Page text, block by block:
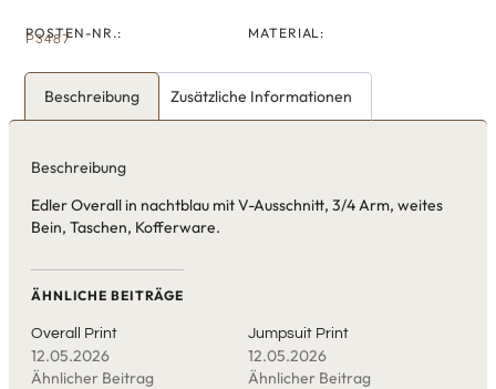
POSTEN-NR.: MATERIAL:
P3487
Beschreibung Zusätzliche Informationen
Beschreibung
Edler Overall in nachtblau mit V-Ausschnitt, 3/4 Arm, weites
Bein, Taschen, Kofferware.
ÄHNLICHE BEITRÄGE
Overall Print
12.05.2026
Ähnlicher Beitrag
Jumpsuit Print
12.05.2026
Ähnlicher Beitrag